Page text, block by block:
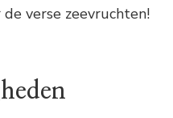
verse zeevruchten!